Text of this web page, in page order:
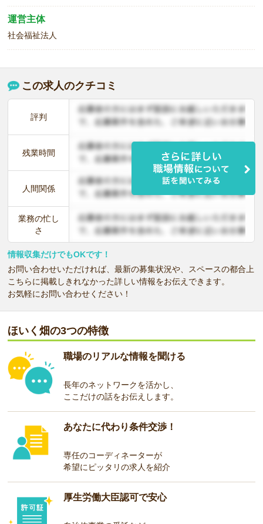
運営主体
社会福祉法人
この求人のクチコミ
評判
残業時間
人間関係
業務の忙し
さ
情報収集だけでもOKです！
お問い合わせいただければ、最新の募集状況や、スペースの都合上
こちらに掲載しきれなかった詳しい情報をお伝えできます。
お気軽にお問い合わせください！
ほいく畑の3つの特徴
職場のリアルな情報を聞ける
長年のネットワークを活かし、
ここだけの話をお伝えします。
あなたに代わり条件交渉！
専任のコーディネーターが
希望にピッタリの求人を紹介
厚生労働大臣認可で安心